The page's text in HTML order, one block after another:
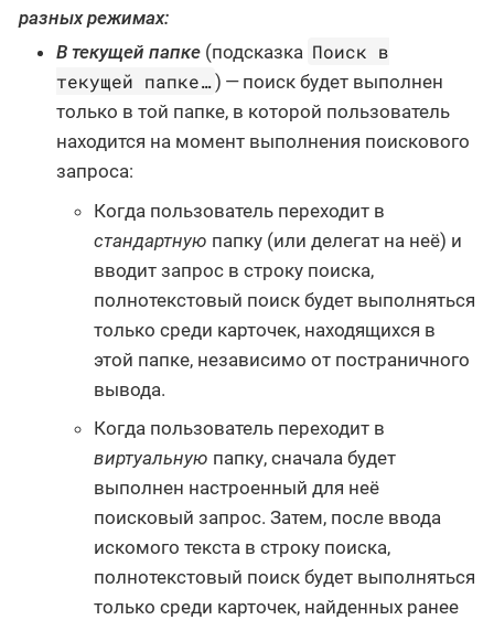
разных режимах:
В текущей папке (подсказка Поиск в
текущей папке…​ ) — поиск будет выполнен
только в той папке, в которой пользователь
находится на момент выполнения поискового
запроса:
Когда пользователь переходит в
стандартную папку (или делегат на неё) и
вводит запрос в строку поиска,
полнотекстовый поиск будет выполняться
только среди карточек, находящихся в
этой папке, независимо от постраничного
вывода.
Когда пользователь переходит в
виртуальную папку, сначала будет
выполнен настроенный для неё
поисковый запрос. Затем, после ввода
искомого текста в строку поиска,
полнотекстовый поиск будет выполняться
только среди карточек, найденных ранее